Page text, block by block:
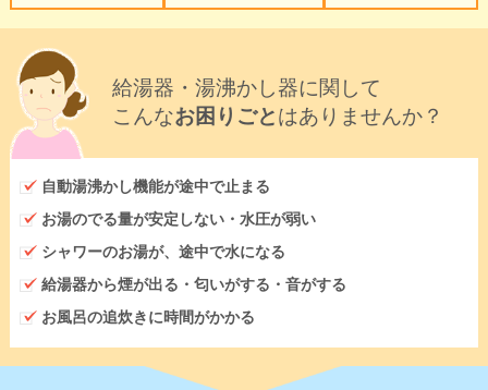
給湯器・湯沸かし器に関して
こんなお困りごとはありませんか？
自動湯沸かし機能が途中で止まる
お湯のでる量が安定しない・水圧が弱い
シャワーのお湯が、途中で水になる
給湯器から煙が出る・匂いがする・音がする
お風呂の追炊きに時間がかかる